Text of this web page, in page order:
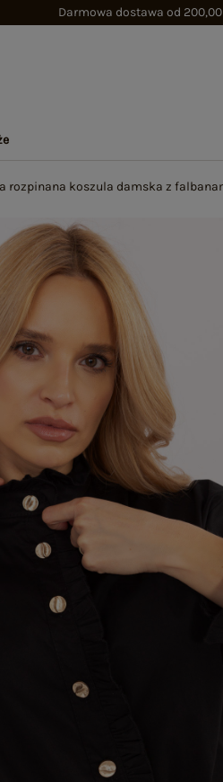
Darmowa dostawa od 200,00
rozpinana koszula damska z